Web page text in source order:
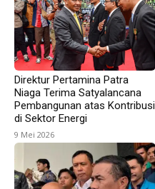
Direktur Pertamina Patra
Niaga Terima Satyalancana
Pembangunan atas Kontribusi
di Sektor Energi
9 Mei 2026